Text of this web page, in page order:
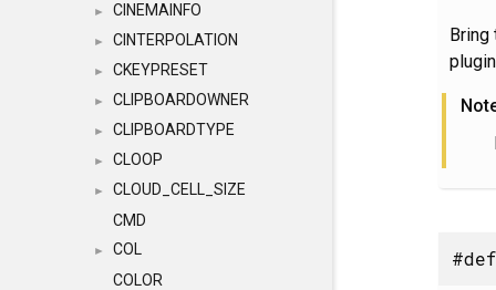
► CINEMAINFO
► CINTERPOLATION
► CKEYPRESET
► CLIPBOARDOWNER
► CLIPBOARDTYPE
► CLOOP
►
CLOUD_CELL_SIZE
CMD
►
COL
COLOR